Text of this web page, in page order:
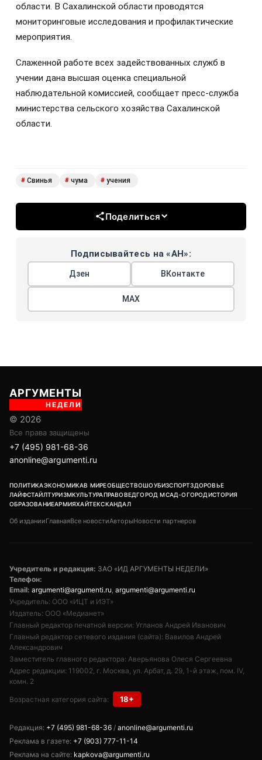
области. В Сахалинской области проводятся
мониторинговые исследования и профилактические
мероприятия.
Слаженной работе всех задействованных служб в
учении дана высшая оценка специальной
наблюдательной комиссией, сообщает пресс-служба
министерства сельского хозяйства Сахалинской
области.
# Свинья # чума # учения
Поделиться
Подписывайтесь на «АН»:
Дзен ВКонтакте
МАХ
АРГУМЕНТЫ
НЕДЕЛИ
© 2026
Все права защищены
+7 (495) 981-68-36
anonline@argumenti.ru
ПОЛИТИКАЭКОНОМИКАВ МИРЕОБЩЕСТВОШОУБИЗСПОРТЗДОРОВЬЕ
ЛАЙФСТАЙЛТУРИЗМКУЛЬТУРАПРАВОВЕДГОРОД МСАД-ОГОРОДИСТОРИЯ
ОБРАЗОВАНИЕАРМИЯХАЙТЕКСКАНДАЛ
Об изданииГлавнаяВсе новостиАвторыНовости партнеров
Учредитель и редакция: ЗАО «ИД АРГУМЕНТЫ НЕДЕЛИ»
Телефон:
Email: argumenti@argumenti.ru argumenti@argumenti.ru
Учредитель: ООО «ИЦТ и ИЭТ»
Издатель: ООО «Медианет»
Главный редактор печатной версии: Угланов Андрей Иванович
Главный редактор сетевого издания (сайта): Вавилов Андрей
Александрович
Заместитель главного редактора: Аверьянова Олеся Сергеевна
Адрес редакции: 119002, г. Москва, ул. Арбат, д. 29, 1-й этаж, пом. IV,
комн. 2
Возрастная категория сайта: 18+
Редакция: +7 (495) 981-68-36 / anonline@argumenti.ru
Реклама в газете: +7 (903) 777-11-14
Реклама на сайте: kapkova@argumenti.ru